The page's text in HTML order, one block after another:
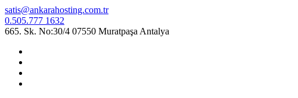
satis@ankarahosting.com.tr
0.505.777 1632
665. Sk. No:30/4 07550 Muratpaşa Antalya